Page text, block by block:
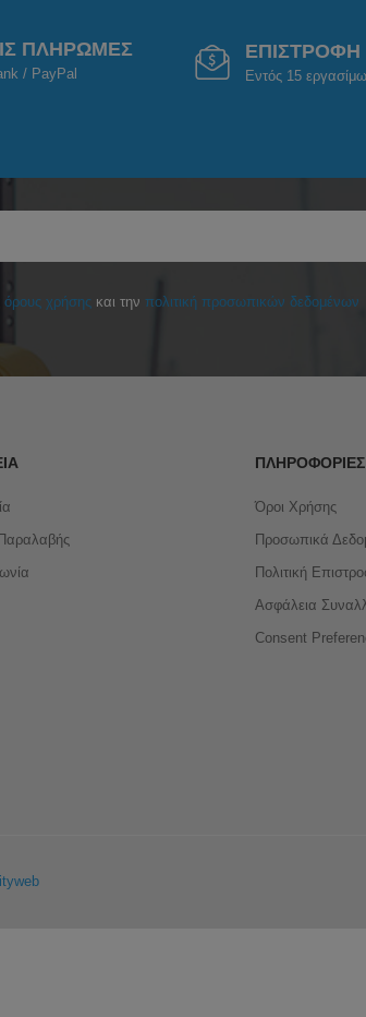
ΠΛΗΡΩΜΕΣ
/ PayPal Εντός 15
όρους χρήσης και τηνπολιτική προσωπικών δεδομένων
ΠΛΗΡΟΦΟΡΊΕΣ
Όροι Χρήσης
Προσωπικά
Πολιτική
Ασφάλεια
Consent